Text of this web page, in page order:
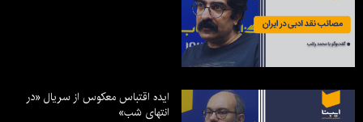
ایده اقتباس معکوس از سریال «در
انتهای شب»